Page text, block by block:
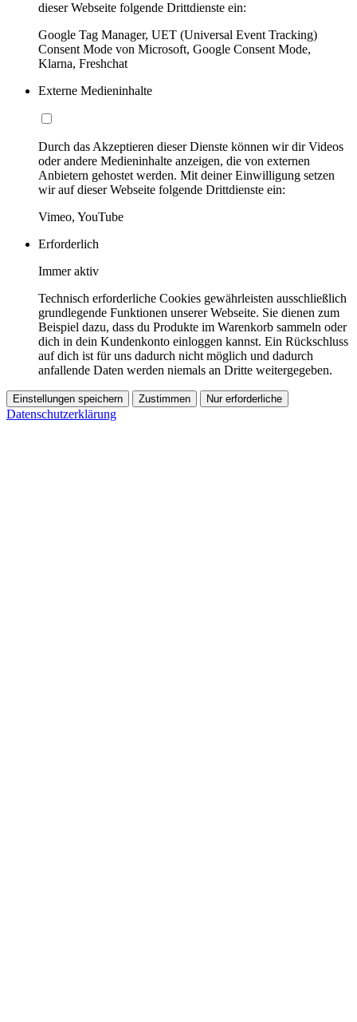
dieser Webseite folgende Drittdienste ein:
Google Tag Manager, UET (Universal Event Tracking)
Consent Mode von Microsoft, Google Consent Mode,
Klarna, Freshchat
Externe Medieninhalte
Durch das Akzeptieren dieser Dienste können wir dir Videos
oder andere Medieninhalte anzeigen, die von externen
Anbietern gehostet werden. Mit deiner Einwilligung setzen
wir auf dieser Webseite folgende Drittdienste ein:
Vimeo, YouTube
Erforderlich
Immer aktiv
Technisch erforderliche Cookies gewährleisten ausschließlich
grundlegende Funktionen unserer Webseite. Sie dienen zum
Beispiel dazu, dass du Produkte im Warenkorb sammeln oder
dich in dein Kundenkonto einloggen kannst. Ein Rückschluss
auf dich ist für uns dadurch nicht möglich und dadurch
anfallende Daten werden niemals an Dritte weitergegeben.
Einstellungen speichern Zustimmen Nur erforderliche
Datenschutzerklärung